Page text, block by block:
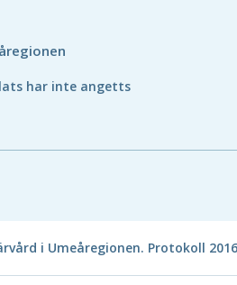
har inte angetts
i Umeåregionen. Protokoll 2016